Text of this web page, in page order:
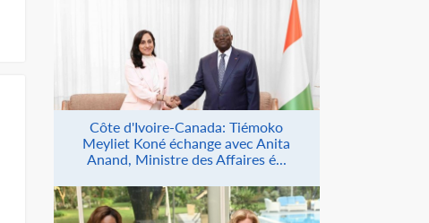
Côte d'Ivoire-Canada: Tiémoko
Meyliet Koné échange avec Anita
Anand, Ministre des Affaires é...